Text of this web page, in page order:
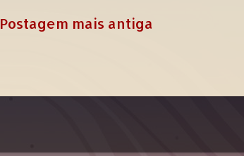
Postagem mais antiga